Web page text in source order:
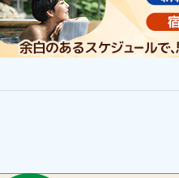
国｜世界遺産特集